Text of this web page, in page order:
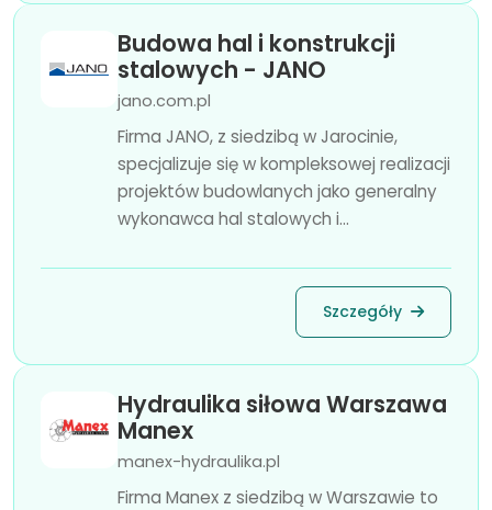
Budowa hal i konstrukcji
stalowych - JANO
jano.com.pl
Firma JANO, z siedzibą w Jarocinie,
specjalizuje się w kompleksowej realizacji
projektów budowlanych jako generalny
wykonawca hal stalowych i...
Szczegóły
Hydraulika siłowa Warszawa
Manex
manex-hydraulika.pl
Firma Manex z siedzibą w Warszawie to